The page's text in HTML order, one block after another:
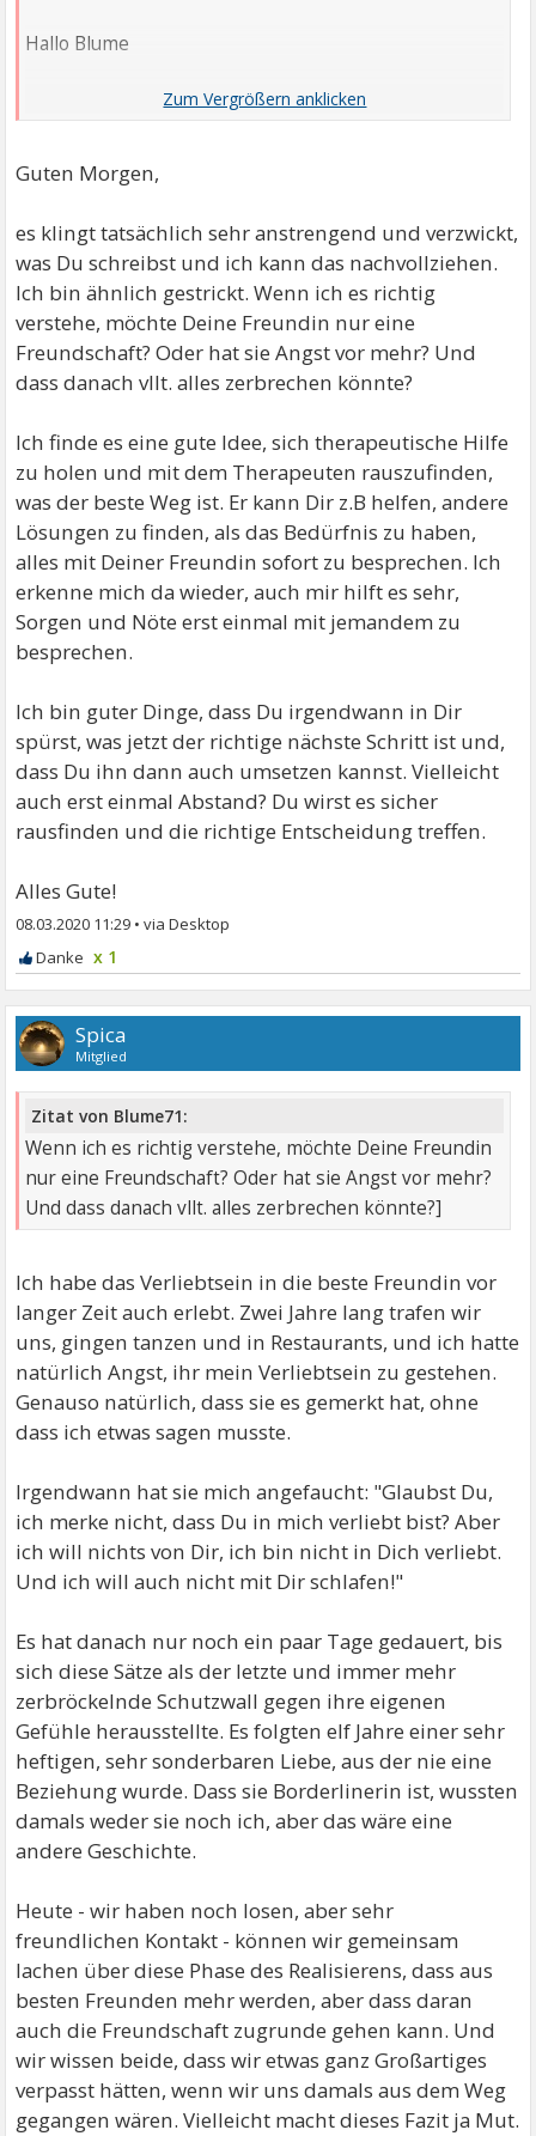
Hallo Blume
Danke für die tollen Worte
Zu deiner Frage: Ja ich hatte es ihr mal gestanden.
Damals als ich quasi frisch verliebt war, was jetzt
ungefähr 5 Jahre her ist. Dann hatte ich es nochmal 2
Jahre später versucht. Sie ging sehr locker damit um
und hat mir gezeigt, dass es nichts an der
Freundschaft ändern würde. Ich denke wenn sie nicht
blind ist merkt sie das ich immer noch was von ihr will,
aber das kann ich nicht mit Sicherheit sagen.
Liebe Grüße Scalphunter
Guten Morgen,
es klingt tatsächlich sehr anstrengend und verzwickt,
was Du schreibst und ich kann das nachvollziehen.
Ich bin ähnlich gestrickt. Wenn ich es richtig
verstehe, möchte Deine Freundin nur eine
Freundschaft? Oder hat sie Angst vor mehr? Und
dass danach vllt. alles zerbrechen könnte?
Ich finde es eine gute Idee, sich therapeutische Hilfe
zu holen und mit dem Therapeuten rauszufinden,
was der beste Weg ist. Er kann Dir z.B helfen, andere
Lösungen zu finden, als das Bedürfnis zu haben,
alles mit Deiner Freundin sofort zu besprechen. Ich
erkenne mich da wieder, auch mir hilft es sehr,
Sorgen und Nöte erst einmal mit jemandem zu
besprechen.
Ich bin guter Dinge, dass Du irgendwann in Dir
spürst, was jetzt der richtige nächste Schritt ist und,
dass Du ihn dann auch umsetzen kannst. Vielleicht
auch erst einmal Abstand? Du wirst es sicher
rausfinden und die richtige Entscheidung treffen.
Alles Gute!
08.03.2020 11:29 •
x 1
Spica
Mitglied
Zitat von Blume71:
Wenn ich es richtig verstehe, möchte Deine Freundin
nur eine Freundschaft? Oder hat sie Angst vor mehr?
Und dass danach vllt. alles zerbrechen könnte?]
Ich habe das Verliebtsein in die beste Freundin vor
langer Zeit auch erlebt. Zwei Jahre lang trafen wir
uns, gingen tanzen und in Restaurants, und ich hatte
natürlich Angst, ihr mein Verliebtsein zu gestehen.
Genauso natürlich, dass sie es gemerkt hat, ohne
dass ich etwas sagen musste.
Irgendwann hat sie mich angefaucht: "Glaubst Du,
ich merke nicht, dass Du in mich verliebt bist? Aber
ich will nichts von Dir, ich bin nicht in Dich verliebt.
Und ich will auch nicht mit Dir schlafen!"
Es hat danach nur noch ein paar Tage gedauert, bis
sich diese Sätze als der letzte und immer mehr
zerbröckelnde Schutzwall gegen ihre eigenen
Gefühle herausstellte. Es folgten elf Jahre einer sehr
heftigen, sehr sonderbaren Liebe, aus der nie eine
Beziehung wurde. Dass sie Borderlinerin ist, wussten
damals weder sie noch ich, aber das wäre eine
andere Geschichte.
Heute - wir haben noch losen, aber sehr
freundlichen Kontakt - können wir gemeinsam
lachen über diese Phase des Realisierens, dass aus
besten Freunden mehr werden, aber dass daran
auch die Freundschaft zugrunde gehen kann. Und
wir wissen beide, dass wir etwas ganz Großartiges
verpasst hätten, wenn wir uns damals aus dem Weg
gegangen wären. Vielleicht macht dieses Fazit ja Mut.